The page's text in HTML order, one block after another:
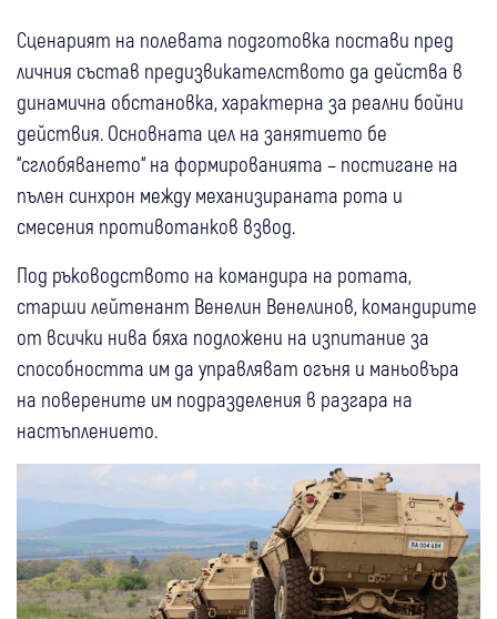
Сценарият на полевата подготовка постави пред
личния състав предизвикателството да действа в
динамична обстановка, характерна за реални бойни
действия. Основната цел на занятието бе
“сглобяването“ на формированията – постигане на
пълен синхрон между механизираната рота и
смесения противотанков взвод.
Под ръководството на командира на ротата,
старши лейтенант Венелин Венелинов, командирите
от всички нива бяха подложени на изпитание за
способността им да управляват огъня и маньовъра
на поверените им подразделения в разгара на
настъплението.